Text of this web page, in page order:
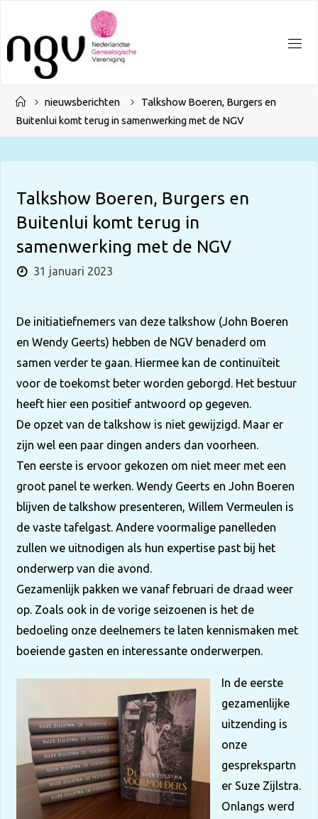
de
inhoud
Homenieuwsberichten
Talkshow Boeren, Burgers en
Buitenlui komt terug in samenwerking met de NGV
Talkshow Boeren, Burgers en
Buitenlui komt terug in
samenwerking met de NGV
31 januari 2023
De initiatiefnemers van deze talkshow (John Boeren
en Wendy Geerts) hebben de NGV benaderd om
samen verder te gaan. Hiermee kan de continuïteit
voor de toekomst beter worden geborgd. Het bestuur
heeft hier een positief antwoord op gegeven.
De opzet van de talkshow is niet gewijzigd. Maar er
zijn wel een paar dingen anders dan voorheen.
Ten eerste is ervoor gekozen om niet meer met een
groot panel te werken. Wendy Geerts en John Boeren
blijven de talkshow presenteren, Willem Vermeulen is
de vaste tafelgast. Andere voormalige panelleden
zullen we uitnodigen als hun expertise past bij het
onderwerp van die avond.
Gezamenlijk pakken we vanaf februari de draad weer
op. Zoals ook in de vorige seizoenen is het de
bedoeling onze deelnemers te laten kennismaken met
boeiende gasten en interessante onderwerpen.
In de eerste
gezamenlijke
uitzending is
onze
gesprekspartn
er Suze Zijlstra.
Onlangs werd